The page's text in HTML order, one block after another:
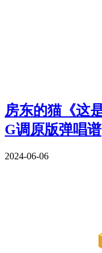
房东的猫《这
G调原版弹唱谱
2024-06-06